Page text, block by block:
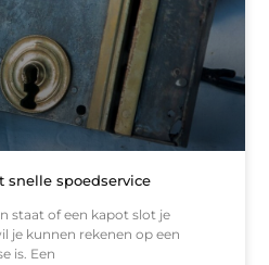
snelle spoedservice
staat of een kapot slot je
je kunnen rekenen op een
is. Een